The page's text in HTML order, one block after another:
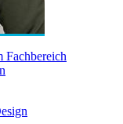
Fachbereich